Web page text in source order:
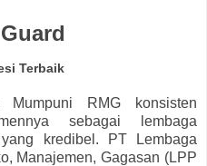
Terbaik
Mumpuni RMG konsisten
sebagai lembaga
kredibel. PT Lembaga
Manajemen, Gagasan (LPP